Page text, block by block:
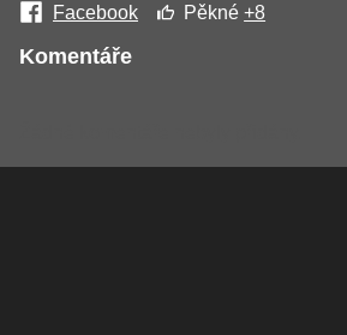
Facebook Pěkné+8
Komentáře